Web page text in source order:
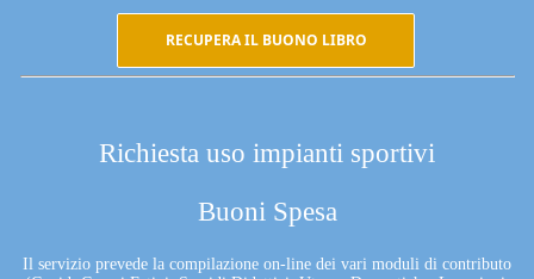
RECUPERA IL BUONO LIBRO
Richiesta uso impianti sportivi
Buoni Spesa
Il servizio prevede la compilazione on-line dei vari moduli di contributo